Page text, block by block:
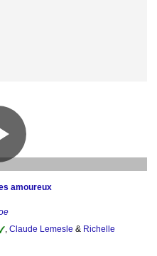
amoureux
, Claude Lemesle & Richelle